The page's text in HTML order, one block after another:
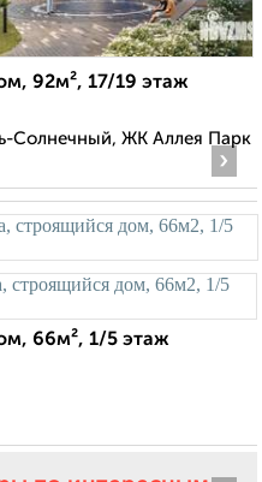
92м², 17/19 этаж
Солнечный, ЖК Аллея Парк
›
66м², 1/5 этаж